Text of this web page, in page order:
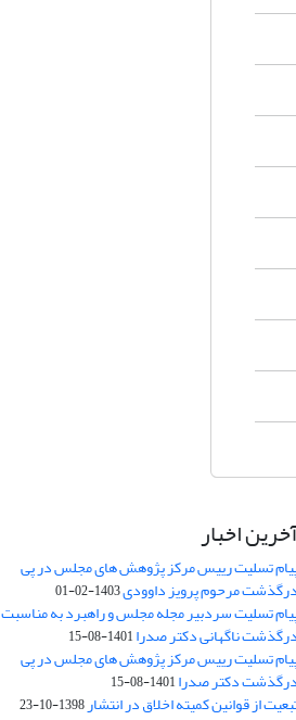
اخبار
تسلیت رییس مرکز پژوهش های مجلس در پی
درگذشت مرحوم پرویز داوودی1403-02-01
تسلیت سردبیر مجله مجلس و راهبرد به مناسبت
درگذشت ناگهانی دکتر صدرا1401-08-15
تسلیت رییس مرکز پژوهش های مجلس در پی
درگذشت دکتر صدرا1401-08-15
از قوانین کمیته اخلاق در انتشار1398-10-23